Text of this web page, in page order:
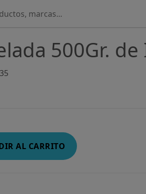
500Gr.
AL CARRITO